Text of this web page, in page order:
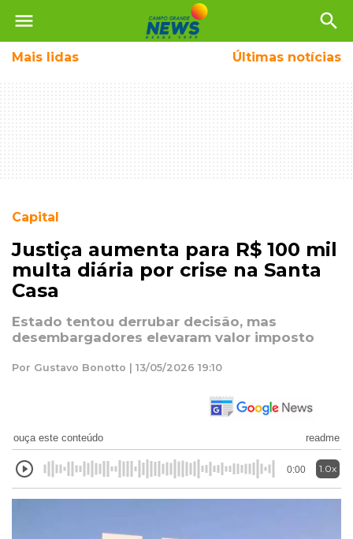
menu search
Mais lidas Últimas notícias
Capital
Justiça aumenta para R$ 100 mil
multa diária por crise na Santa
Casa
Estado tentou derrubar decisão, mas
desembargadores elevaram valor imposto
Por Gustavo Bonotto | 13/05/2026 19:10
ouça este conteúdo readme
0:00 1.0x